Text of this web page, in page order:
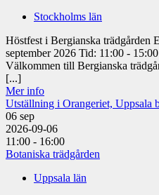
Stockholms län
Höstfest i Bergianska
september 2026 Tid: 11:00 -
Välkommen till Bergianska
[...]
Mer info
Utställning i Orangeriet, Uppsala
06 sep
2026-09-06
11:00 - 16:00
Botaniska trädgården
Uppsala län